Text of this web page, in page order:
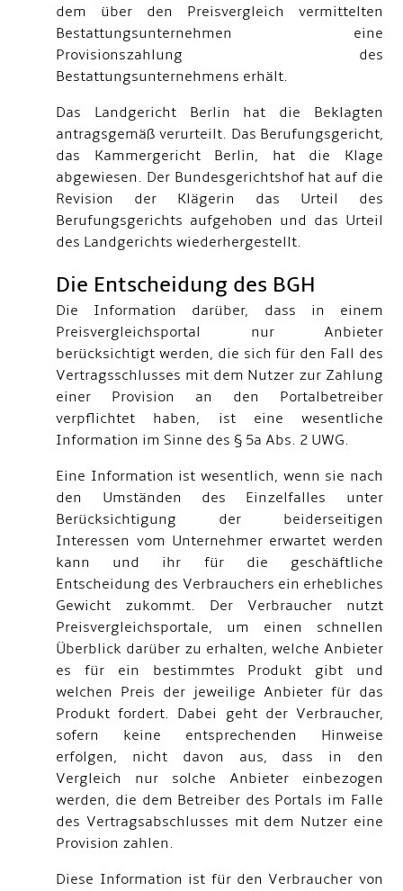
dem über den Preisvergleich vermittelten
Bestattungsunternehmen eine
Provisionszahlung des
Bestattungsunternehmens erhält.
Das Landgericht Berlin hat die Beklagten
antragsgemäß verurteilt. Das Berufungsgericht,
das Kammergericht Berlin, hat die Klage
abgewiesen. Der Bundesgerichtshof hat auf die
Revision der Klägerin das Urteil des
Berufungsgerichts aufgehoben und das Urteil
des Landgerichts wiederhergestellt.
Die Entscheidung des BGH
Die Information darüber, dass in einem
Preisvergleichsportal nur Anbieter
berücksichtigt werden, die sich für den Fall des
Vertragsschlusses mit dem Nutzer zur Zahlung
einer Provision an den Portalbetreiber
verpflichtet haben, ist eine wesentliche
Information im Sinne des § 5a Abs. 2 UWG.
Eine Information ist wesentlich, wenn sie nach
den Umständen des Einzelfalles unter
Berücksichtigung der beiderseitigen
Interessen vom Unternehmer erwartet werden
kann und ihr für die geschäftliche
Entscheidung des Verbrauchers ein erhebliches
Gewicht zukommt. Der Verbraucher nutzt
Preisvergleichsportale, um einen schnellen
Überblick darüber zu erhalten, welche Anbieter
es für ein bestimmtes Produkt gibt und
welchen Preis der jeweilige Anbieter für das
Produkt fordert. Dabei geht der Verbraucher,
sofern keine entsprechenden Hinweise
erfolgen, nicht davon aus, dass in den
Vergleich nur solche Anbieter einbezogen
werden, die dem Betreiber des Portals im Falle
des Vertragsabschlusses mit dem Nutzer eine
Provision zahlen.
Diese Information ist für den Verbraucher von